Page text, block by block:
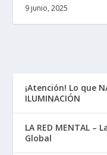
9 junio, 2025
¡Atención! Lo que
ILUMINACIÓN
LA RED MENTAL –
Global